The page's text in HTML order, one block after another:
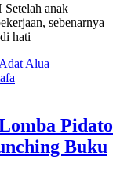
anak
sebenarnya
hati
Pidato
Buku